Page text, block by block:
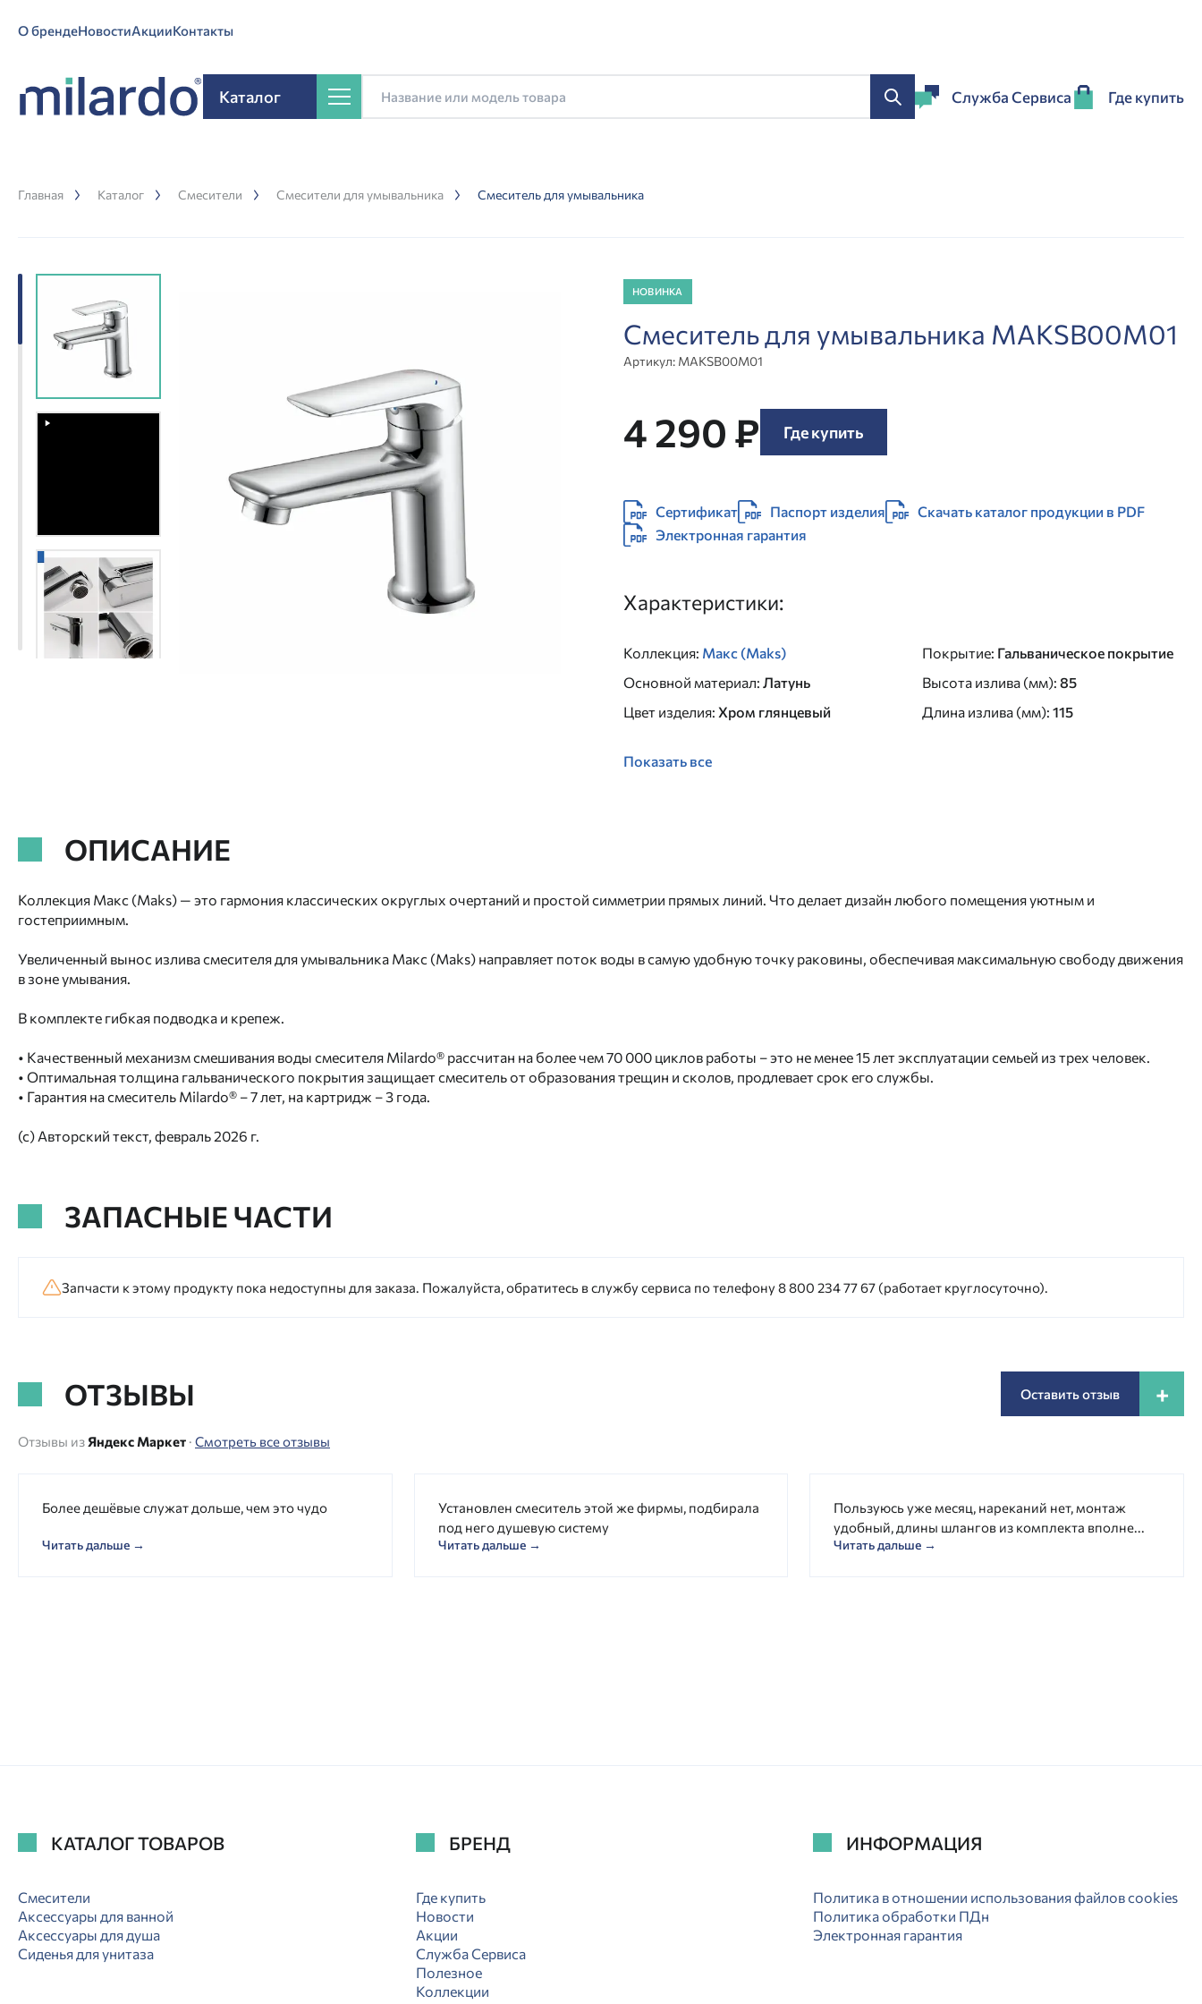
О брендеНовостиАкцииКонтакты
Каталог Служба Сервиса Где купить
Главная Каталог Смесители Смесители для умывальника Смеситель для умывальника
НОВИНКА
Смеситель для умывальника MAKSB00M01
Артикул: MAKSB00M01
4 290 ₽ Где купить
Сертификат Паспорт изделия
Скачать каталог продукции в PDF
Электронная гарантия
Характеристики:
Коллекция: Макс (Maks)
Основной материал: Латунь
Цвет изделия: Хром глянцевый
Покрытие: Гальваническое покрытие
Высота излива (мм): 85
Длина излива (мм): 115
Показать все
ОПИСАНИЕ
Коллекция Макс (Maks) — это гармония классических округлых очертаний и простой симметрии прямых линий. Что делает дизайн любого помещения уютным и
гостеприимным.
Увеличенный вынос излива смесителя для умывальника Макс (Maks) направляет поток воды в самую удобную точку раковины, обеспечивая максимальную свободу движения
в зоне умывания.
В комплекте гибкая подводка и крепеж.
• Качественный механизм смешивания воды смесителя Milardo® рассчитан на более чем 70 000 циклов работы – это не менее 15 лет эксплуатации семьей из трех человек.
• Оптимальная толщина гальванического покрытия защищает смеситель от образования трещин и сколов, продлевает срок его службы.
• Гарантия на смеситель Milardo® – 7 лет, на картридж – 3 года.
(с) Авторский текст, февраль 2026 г.
ЗАПАСНЫЕ ЧАСТИ
Запчасти к этому продукту пока недоступны для заказа. Пожалуйста, обратитесь в службу сервиса по телефону 8 800 234 77 67 (работает круглосуточно).
ОТЗЫВЫ Оставить отзыв +
Отзывы из Яндекс Маркет · Смотреть все отзывы
Более дешёвые служат дольше, чем это чудо
Читать дальше →
Установлен смеситель этой же фирмы, подбирала
под него душевую систему
Читать дальше →
Пользуюсь уже месяц, нареканий нет, монтаж
удобный, длины шлангов из комплекта вполне...
Читать дальше →
КАТАЛОГ ТОВАРОВ
Смесители
Аксессуары для ванной
Аксессуары для душа
Сиденья для унитаза
БРЕНД
Где купить
Новости
Акции
Служба Сервиса
Полезное
Коллекции
ИНФОРМАЦИЯ
Политика в отношении использования файлов cookies
Политика обработки ПДн
Электронная гарантия